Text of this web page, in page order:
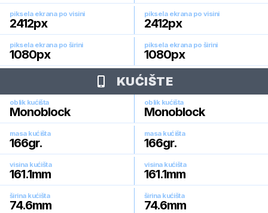
piksela ekrana po visini
2412px
piksela ekrana po visini
2412px
piksela ekrana po širini
1080px
piksela ekrana po širini
1080px
KUĆIŠTE
oblik kućišta
Monoblock
oblik kućišta
Monoblock
masa kućišta
166gr.
masa kućišta
166gr.
visina kućišta
161.1mm
visina kućišta
161.1mm
širina kućišta
74.6mm
širina kućišta
74.6mm